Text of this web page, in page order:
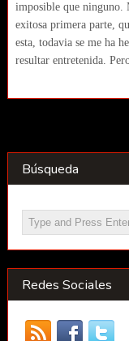
imposible que ninguno.
exitosa primera parte,
esta, todavia se me ha
resultar entretenida.
Búsqueda
Redes Sociales